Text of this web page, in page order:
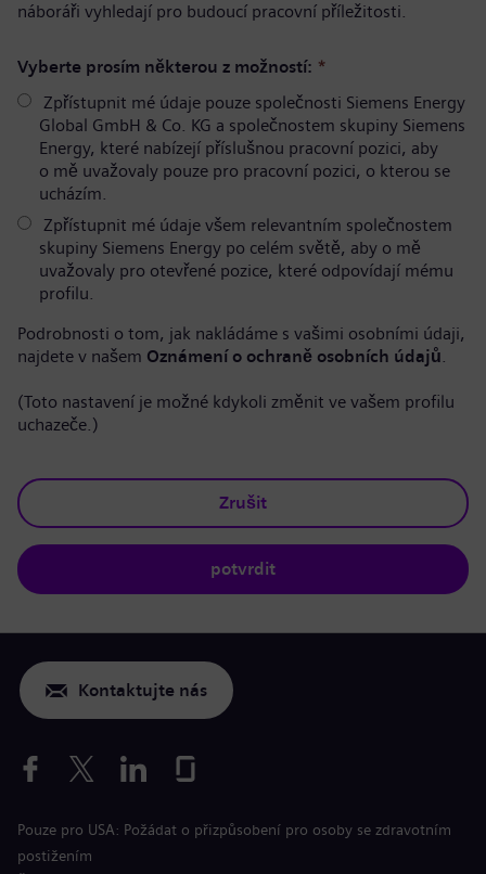
náboráři vyhledají pro budoucí pracovní příležitosti.
Vyberte prosím některou z možností: *
Zpřístupnit mé údaje pouze společnosti Siemens Energy
Global GmbH & Co. KG a společnostem skupiny Siemens
Energy, které nabízejí příslušnou pracovní pozici, aby
o mě uvažovaly pouze pro pracovní pozici, o kterou se
ucházím.
Zpřístupnit mé údaje všem relevantním společnostem
skupiny Siemens Energy po celém světě, aby o mě
uvažovaly pro otevřené pozice, které odpovídají mému
profilu.
Podrobnosti o tom, jak nakládáme s vašimi osobními údaji,
najdete v našem Oznámení o ochraně osobních údajů.
(Toto nastavení je možné kdykoli změnit ve vašem profilu
uchazeče.)
Zrušit
potvrdit
Kontaktujte nás
Pouze pro USA: Požádat o přizpůsobení pro osoby se zdravotním
postižením